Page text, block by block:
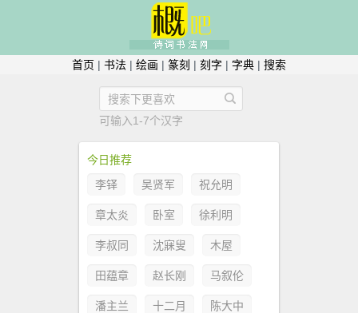
首页 | 书法 | 绘画 | 篆刻 | 刻字 | 字典 | 搜索
可输入1-7个汉字
今日推荐
李铎
吴贤军 祝允明
章太炎 卧室 徐利明
李叔同 沈寐叟 木屋
田蕴章 赵长刚 马叙伦
潘主兰 十二月 陈大中